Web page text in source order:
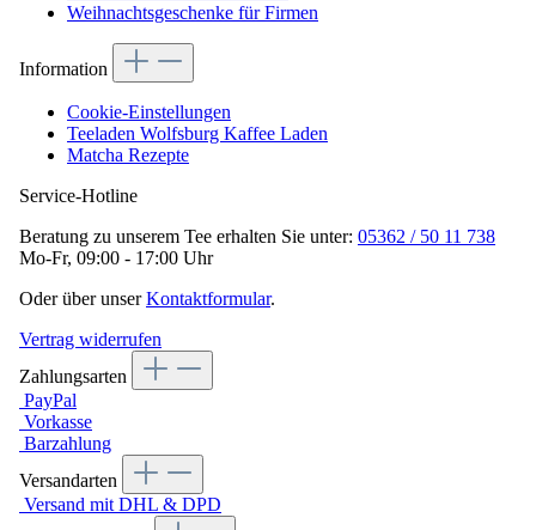
Weihnachtsgeschenke für Firmen
Information
Cookie-Einstellungen
Teeladen Wolfsburg Kaffee Laden
Matcha Rezepte
Service-Hotline
Beratung zu unserem Tee erhalten Sie unter: 05362 / 50 11 738
Mo-Fr, 09:00 - 17:00 Uhr
Oder über unserKontaktformular.
Vertrag widerrufen
Zahlungsarten
PayPal
Vorkasse
Barzahlung
Versandarten
Versand mit DHL & DPD